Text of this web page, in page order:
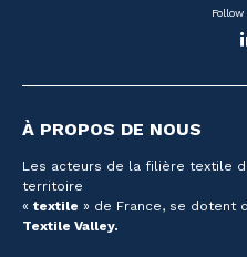
À PROPOS DE NOUS
Les acteurs de la filière textile
territoire
« textile » de France, se dotent
Textile Valley.